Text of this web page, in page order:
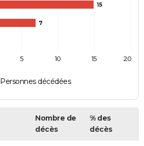
15
7
Personnes décédées
5 10 15 20
Nombre de
décès
% des
décès